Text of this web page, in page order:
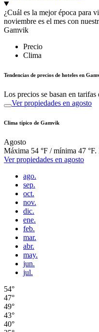
¿Cuál es la mejor época para
noviembre es el mes con
Gamvik
Precio
Clima
Tendencias de precios de hoteles en
Los precios se basan en
Ver propiedades en agosto
Clima típico de Gamvik
Agosto
Máxima 54 °F / mínima 47
Ver propiedades en agosto
ago.
sep.
oct.
nov.
dic.
ene.
feb.
mar.
abr.
may.
jun.
jul.
54°
47°
49°
43°
40°